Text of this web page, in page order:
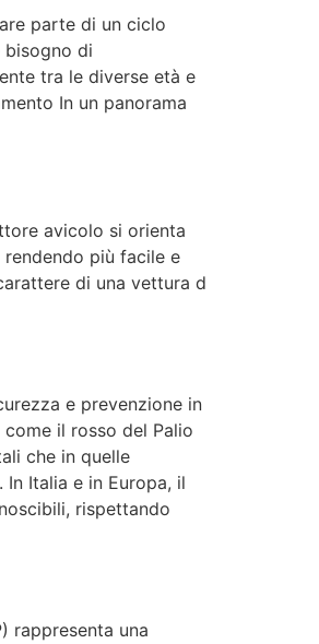
parte di un ciclo
bisogno di
tra le diverse età e
In un panorama
avicolo si orienta
più facile e
di una vettura d
e prevenzione in
il rosso del Palio
che in quelle
Italia e in Europa, il
rispettando
rappresenta una